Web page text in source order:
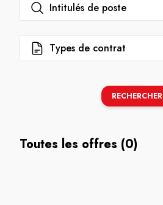
Intitulés de poste
Types de contrat
RECHERCHER
Toutes les offres (0)